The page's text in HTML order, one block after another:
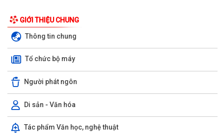
GIỚI THIỆU CHUNG
Thông tin chung
Tổ chức bộ máy
Người phát ngôn
Di sản - Văn hóa
Tác phẩm Văn học, nghệ thuật